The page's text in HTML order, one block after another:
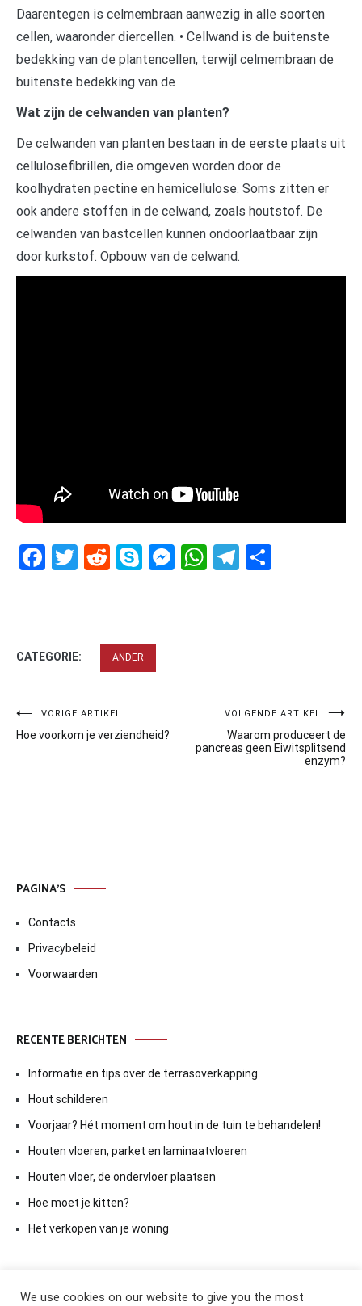
Daarentegen is celmembraan aanwezig in alle soorten
cellen, waaronder diercellen. • Cellwand is de buitenste
bedekking van de plantencellen, terwijl celmembraan de
buitenste bedekking van de
Wat zijn de celwanden van planten?
De celwanden van planten bestaan in de eerste plaats uit
cellulosefibrillen, die omgeven worden door de
koolhydraten pectine en hemicellulose. Soms zitten er
ook andere stoffen in de celwand, zoals houtstof. De
celwanden van bastcellen kunnen ondoorlaatbaar zijn
door kurkstof. Opbouw van de celwand.
Facebook
Twitter
RedditSkypeMessenger
WhatsApp
Telegram
CATEGORIE: ANDER
Bericht
navigatie
VORIGE ARTIKEL
Hoe voorkom je verziendheid?
VOLGENDE ARTIKEL
Waarom produceert de
pancreas geen Eiwitsplitsend
enzym?
PAGINA’S
Contacts
Privacybeleid
Voorwaarden
RECENTE BERICHTEN
Informatie en tips over de terrasoverkapping
Hout schilderen
Voorjaar? Hét moment om hout in de tuin te behandelen!
Houten vloeren, parket en laminaatvloeren
Houten vloer, de ondervloer plaatsen
Hoe moet je kitten?
Het verkopen van je woning
We use cookies on our website to give you the most